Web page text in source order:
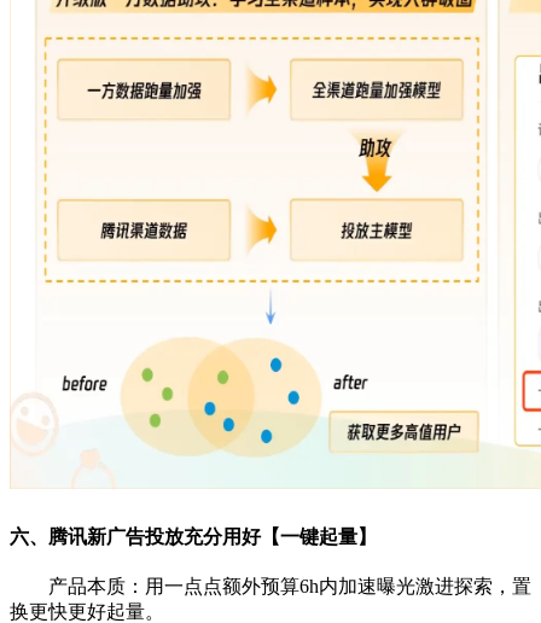
六、腾讯新广告投放充分用好【一键起量】
产品本质：用一点点额外预算6h内加速曝光激进探索，置
换更快更好起量。